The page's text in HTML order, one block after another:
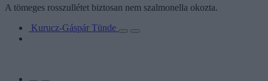
A tömeges rosszullétet biztosan nem szalmonella okozta.
Kurucz-Gáspár Tünde